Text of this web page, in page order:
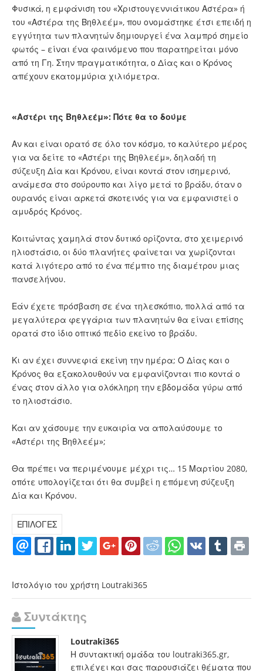
Φυσικά, η εμφάνιση του «Χριστουγεννιάτικου Αστέρα» ή
του «Αστέρα της Βηθλεέμ», που ονομάστηκε έτσι επειδή η
εγγύτητα των πλανητών δημιουργεί ένα λαμπρό σημείο
φωτός – είναι ένα φαινόμενο που παρατηρείται μόνο
από τη Γη. Στην πραγματικότητα, ο Δίας και ο Κρόνος
απέχουν εκατομμύρια χιλιόμετρα.
«Αστέρι της Βηθλεέμ»: Πότε θα το δούμε
Αν και είναι ορατό σε όλο τον κόσμο, το καλύτερο μέρος
για να δείτε το «Αστέρι της Βηθλεέμ», δηλαδή τη
σύζευξη Δία και Κρόνου, είναι κοντά στον ισημερινό,
ανάμεσα στο σούρουπο και λίγο μετά το βράδυ, όταν ο
ουρανός είναι αρκετά σκοτεινός για να εμφανιστεί ο
αμυδρός Κρόνος.
Κοιτώντας χαμηλά στον δυτικό ορίζοντα, στο χειμερινό
ηλιοστάσιο, οι δύο πλανήτες φαίνεται να χωρίζονται
κατά λιγότερο από το ένα πέμπτο της διαμέτρου μιας
πανσελήνου.
Εάν έχετε πρόσβαση σε ένα τηλεσκόπιο, πολλά από τα
μεγαλύτερα φεγγάρια των πλανητών θα είναι επίσης
ορατά στο ίδιο οπτικό πεδίο εκείνο το βράδυ.
Κι αν έχει συννεφιά εκείνη την ημέρα; Ο Δίας και ο
Κρόνος θα εξακολουθούν να εμφανίζονται πιο κοντά ο
ένας στον άλλο για ολόκληρη την εβδομάδα γύρω από
το ηλιοστάσιο.
Και αν χάσουμε την ευκαιρία να απολαύσουμε το
«Αστέρι της Βηθλεέμ»;
Θα πρέπει να περιμένουμε μέχρι τις… 15 Μαρτίου 2080,
οπότε υπολογίζεται ότι θα συμβεί η επόμενη σύζευξη
Δία και Κρόνου.
ΕΠΙΛΟΓΕΣ
Ιστολόγιο του χρήστη Loutraki365
Συντάκτης
Loutraki365
Η συντακτική ομάδα του loutraki365.gr,
επιλέγει και σας παρουσιάζει θέματα που